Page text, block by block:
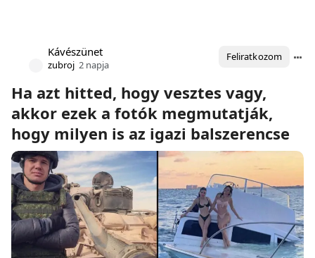
Kávészünet
zubroj 2 napja
Feliratkozom
Ha azt hitted, hogy vesztes vagy,
akkor ezek a fotók megmutatják,
hogy milyen is az igazi balszerencse